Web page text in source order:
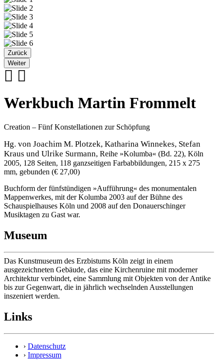
Zurück
Weiter
Werkbuch Martin Frommelt
Creation – Fünf Konstellationen zur Schöpfung
Hg. von Joachim M. Plotzek, Katharina Winnekes, Stefan
Kraus und Ulrike Surmann, Reihe »Kolumba« (Bd. 22), Köln
2005, 128 Seiten, 118 ganzseitigen Farbabbildungen, 215 x 275
mm, gebunden (€ 27,00)
Buchform der fünfstündigen »Aufführung« des monumentalen
Mappenwerkes, mit der Kolumba 2003 auf der Bühne des
Schauspielhauses Köln und 2008 auf den Donauerschinger
Musiktagen zu Gast war.
Museum
Das Kunstmuseum des Erzbistums Köln zeigt in einem
ausgezeichneten Gebäude, das eine Kirchenruine mit moderner
Architektur verbindet, eine Sammlung mit Objekten von der Antike
bis zur Gegenwart, die in jährlich wechselnden Ausstellungen
inszeniert werden.
Links
› Datenschutz
› Impressum